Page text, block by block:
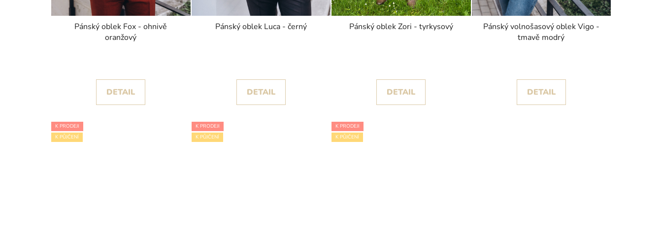
Pánský oblek Fox - ohnivě
oranžový
DETAIL
Pánský oblek Luca - černý
DETAIL
Pánský oblek Zori - tyrkysový
DETAIL
Pánský volnošasový oblek Vigo -
tmavě modrý
DETAIL
K PRODEJI
K PŮJČENÍ
K PRODEJI
K PŮJČENÍ
K PRODEJI
K PŮJČENÍ